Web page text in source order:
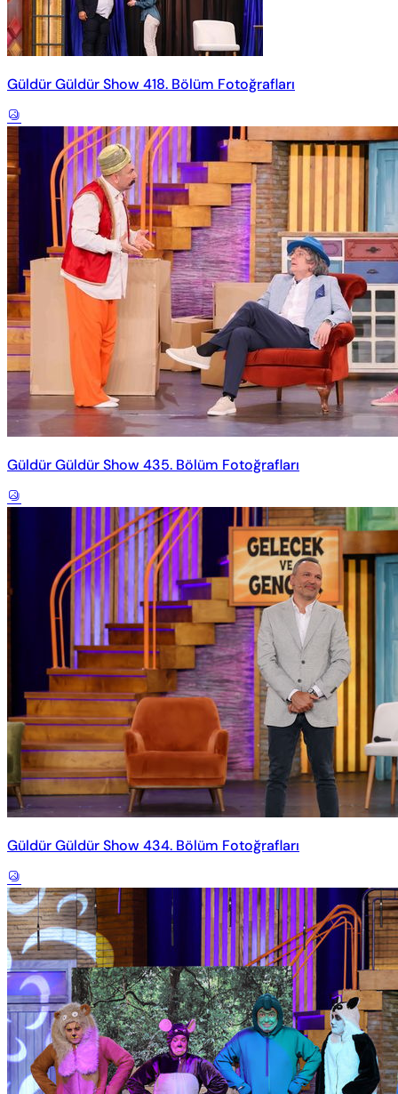
Güldür Güldür Show 418. Bölüm Fotoğrafları
Güldür Güldür Show 435. Bölüm Fotoğrafları
Güldür Güldür Show 434. Bölüm Fotoğrafları